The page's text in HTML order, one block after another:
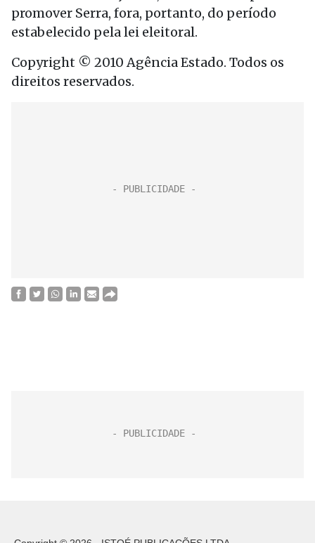
promover Serra, fora, portanto, do período
estabelecido pela lei eleitoral.
Copyright © 2010 Agência Estado. Todos os
direitos reservados.